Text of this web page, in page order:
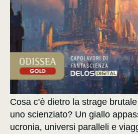
Cosa c’è dietro la strage
uno scienziato? Un giallo
ucronia, universi paralleli e